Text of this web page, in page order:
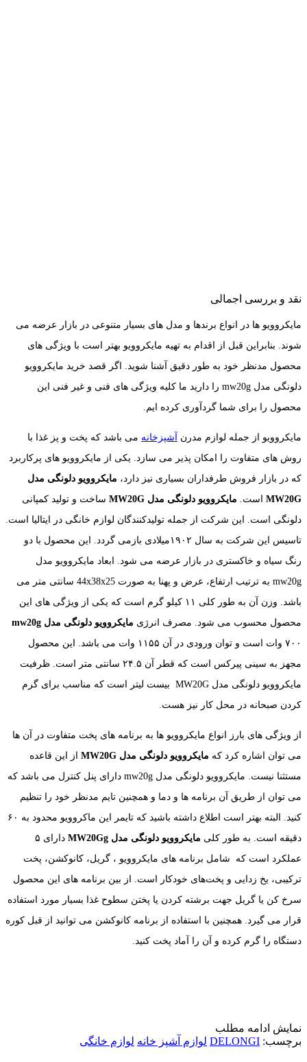
نقد و بررسی اجمالی
مایکروویو ها در انواع برندها و مدل های بسیار متنوعی در بازار عرضه می
شوند. بنابراین قبل از اقدام به تهیه مایکروویو بهتر است با ویژگی های
محصول مدنظر خود به طور دقیق آشنا شوید. اگر قصد خرید مایکروویو
دلونگی مدل mw20g را دارید ما کلیه ویژگی های فنی و غیر فنی این
محصول را برای شما گردآوری کرده ایم.
مایکروویو از جمله لوازم مدرن آشپزخانه می باشد که پخت و پز غذا با
روش های متفاوت را امکان پذیر می سازد. یکی از مایکروویو های پرکاربرد
که در بازار فروش طرفداران بسیاری نیز دارد، مایکروویو دلونگی مدل
MW20G است. مایکروویو دلونگی مدل MW20G
ساخت و تولید کمپانی
دلونگی است. این شرکت از جمله تولیدکنندگان لوازم خانگی در ایتالیا است.
تاسیس این شرکت به سال ۱۹۰۲میلادی بازمی گردد. این محصول با دو
رنگ سیاه و خاکستری در بازار عرضه می شود. ابعاد مایکروویو مدل
mw20g به ترتیب ارتفاع، عرض و پهنا به صورت 44x38x25 سانتی متر می
باشد. وزن آن به طور کلی ۱۱ کیلو گرم است که یکی از ویژگی های این
محصول محسوب می شود. مصرف انرژی مایکروویو دلونگی مدل mw20g
۷۰۰ وات است و توان ورودی در آن ۱۱۵۵ وات می باشد. این محصول
مجهز به سینی پیرکس است که قطر آن ۲۴.۵ سانتی متر است. ظرفیت
مایکروویو دلونگی مدل MW20G بیست لیتر است که مناسب برای گرم
کردن صبحانه در محل کار نیز هست.
از ویژگی های بارز انواع مایکروویو ها به برنامه های پخت متفاوت در آن ها
می توان اشاره کرد که مایکروویو دلونگی مدل MW20G
از این قاعده
مستثنا نیست. مایکروویو دلونگی مدل mw20g دارای پنل کنترل می باشد که
می توان از طریق آن برنامه ها و دما و همچنین تایم مدنظر خود را تنظیم
کنید. البته بهتر است اطلاع داشته باشید که تایمر این ماکروویو محدود به ۶۰
دقیقه است. به طور کلی مایکروویو دلونگی مدل MW20G g
دارای ۵
عملکرد است که شامل برنامه های مایکروویو ، گریل، کانوکشن، پخت
ترکیبی، یخ زدایی و پخت‌های خودکار است. از بین برنامه های این محصول
سرخ کن یا گریل جهت برشته کردن یا پختن سطوح غذا بسیار مورد استفاده
قرار می گیرد. همچنین با استفاده از برنامه کانوکشن می توانید از قبل کوره
دستگاه را گرم کرده و آن را آماد پخت کنید.
نمایش ادامه مطلب
برچسب: DELONGI لوازم آشپز خانه لوازم خانگی